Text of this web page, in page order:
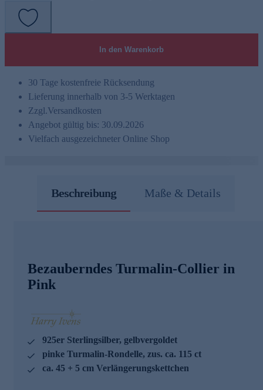
In den Warenkorb
30 Tage kostenfreie Rücksendung
Lieferung innerhalb von 3-5 Werktagen
Zzgl.Versandkosten
Angebot gültig bis: 30.09.2026
Vielfach ausgezeichneter Online Shop
Beschreibung Maße & Details
Bezauberndes Turmalin-Collier in
Pink
925er Sterlingsilber, gelbvergoldet
pinke Turmalin-Rondelle, zus. ca. 115 ct
ca. 45 + 5 cm Verlängerungskettchen